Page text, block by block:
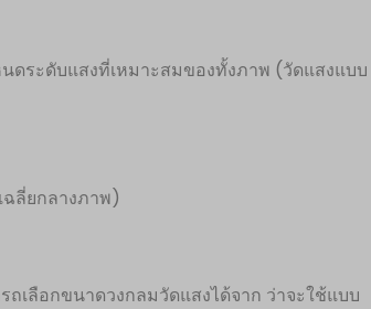
ดระดับแสงที่เหมาะสมของทั้งภาพ (วัดแสงแบบ
ลี่ยกลางภาพ)
เลือกขนาดวงกลมวัดแสงได้จาก ว่าจะใช้แบบ